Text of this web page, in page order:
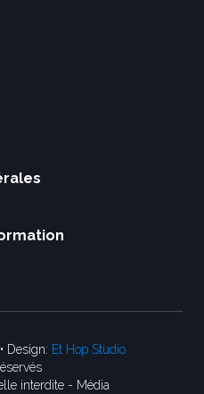
• Design: Et Hop Studio
interdite - Média